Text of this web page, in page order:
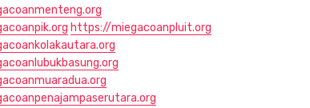
https://miegacoanpluit.org